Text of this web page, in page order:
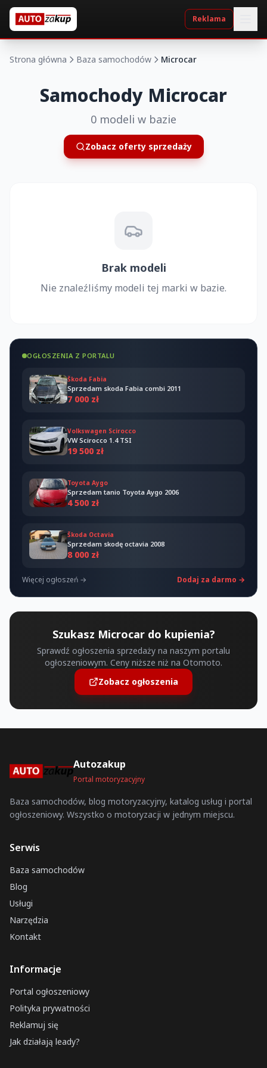
Reklama
Strona główna Baza samochodów Microcar
Samochody Microcar
0 modeli w bazie
Zobacz oferty sprzedaży
Brak modeli
Nie znaleźliśmy modeli tej marki w bazie.
OGŁOSZENIA Z PORTALU
Škoda Fabia
Sprzedam skoda Fabia combi 2011
7 000 zł
Volkswagen Scirocco
VW Scirocco 1.4 TSI
19 500 zł
Toyota Aygo
Sprzedam tanio Toyota Aygo 2006
4 500 zł
Škoda Octavia
Sprzedam skodę octavia 2008
8 000 zł
Więcej ogłoszeń → Dodaj za darmo →
Szukasz Microcar do kupienia?
Sprawdź ogłoszenia sprzedaży na naszym portalu
ogłoszeniowym. Ceny niższe niż na Otomoto.
Zobacz ogłoszenia
Autozakup
Portal motoryzacyjny
Baza samochodów, blog motoryzacyjny, katalog usług i portal
ogłoszeniowy. Wszystko o motoryzacji w jednym miejscu.
Serwis
Baza samochodów
Blog
Usługi
Narzędzia
Kontakt
Informacje
Portal ogłoszeniowy
Polityka prywatności
Reklamuj się
Jak działają leady?